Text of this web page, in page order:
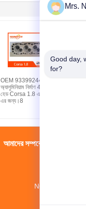
OEM 93399244
অ্যালুমিনিয়াম নির্মাণ 4 সিলেন্ডার
হেড Corsa 1.8 এবং স্পিন 1
এর জন্য।8
আমাদের সম্পর্কে
NO.3 গুয়াংফু হোম,
Mrs.
Good day,
for?